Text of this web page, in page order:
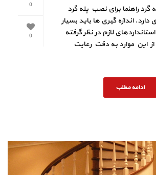
0
0
گرد راهنما برای نصب پله گرد
اندازه گیری ها باید بسیار
لازم در نظر گرفته
این موارد به دقت رعایت
ادامه مطلب